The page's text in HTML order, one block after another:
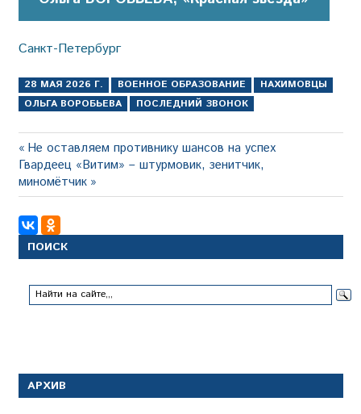
Санкт-Петербург
28 МАЯ 2026 Г. ВОЕННОЕ ОБРАЗОВАНИЕ
НАХИМОВЦЫ
ОЛЬГА ВОРОБЬЕВА
ПОСЛЕДНИЙ ЗВОНОК
Навигация
по
записям
Предыдущая
запись:
Не оставляем противнику шансов на успех
Следующая
запись:
Гвардеец «Витим» – штурмовик, зенитчик,
миномётчик
ПОИСК
АРХИВ